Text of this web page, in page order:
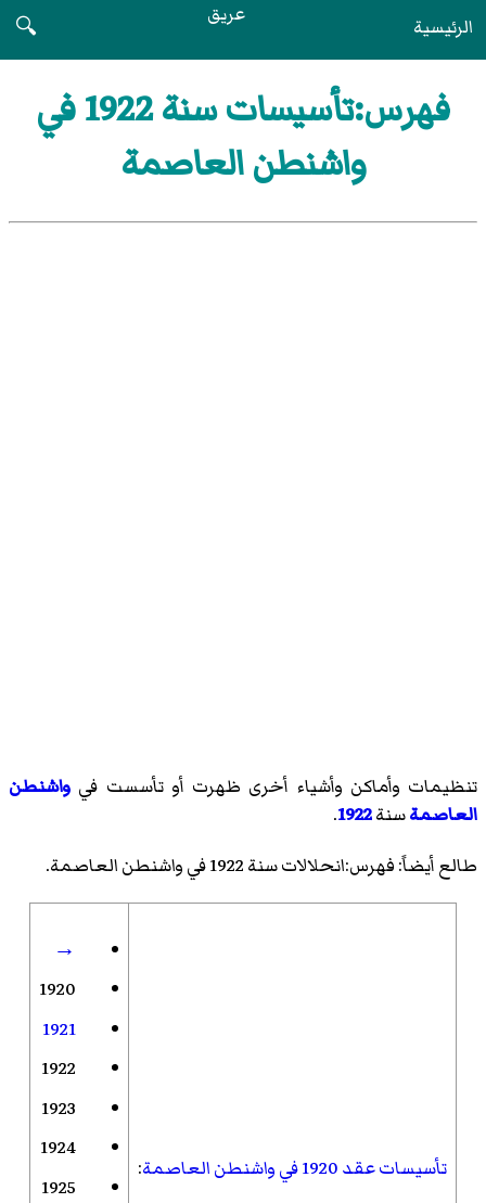
الرئيسية عريق
🔍
فهرس:تأسيسات سنة 1922 في
واشنطن العاصمة
تنظيمات وأماكن وأشياء أخرى ظهرت أو تأسست في واشنطن
العاصمةسنة1922
.
طالع أيضاً:فهرس:انحلالات سنة 1922 في واشنطن العاصمة .
تأسيسات عقد 1920 في واشنطن العاصمة :
→
1920
1921
1922
1923
1924
1925